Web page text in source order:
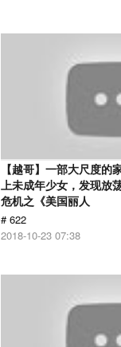
【越哥】一部大尺度的
上未成年少女，发现放
危机之《美国丽人
# 622
2018-10-23 07:38